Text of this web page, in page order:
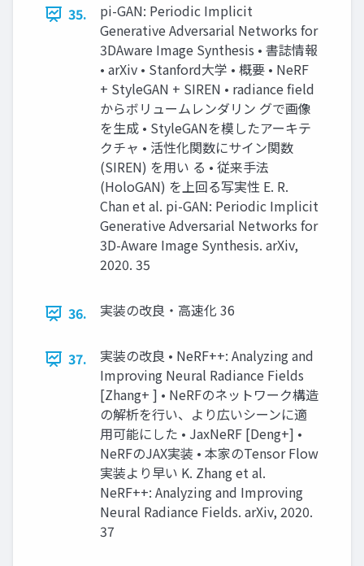
35.
pi-GAN: Periodic Implicit
Generative Adversarial Networks for
3DAware Image Synthesis • 書誌情報
• arXiv • Stanford大学 • 概要 • NeRF
+ StyleGAN + SIREN • radiance field
からボリュームレンダリン グで画像
を生成 • StyleGANを模したアーキテ
クチャ • 活性化関数にサイン関数
(SIREN) を用い る • 従来手法
(HoloGAN) を上回る写実性 E. R.
Chan et al. pi-GAN: Periodic Implicit
Generative Adversarial Networks for
3D-Aware Image Synthesis. arXiv,
2020. 35
36. 実装の改良・高速化 36
37.
実装の改良 • NeRF++: Analyzing and
Improving Neural Radiance Fields
[Zhang+ ] • NeRFのネットワーク構造
の解析を行い、より広いシーンに適
用可能にした • JaxNeRF [Deng+] •
NeRFのJAX実装 • 本家のTensor Flow
実装より早い K. Zhang et al.
NeRF++: Analyzing and Improving
Neural Radiance Fields. arXiv, 2020.
37